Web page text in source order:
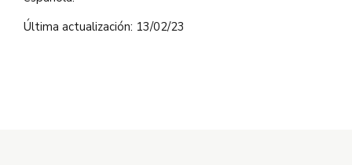
Última actualización: 13/02/23